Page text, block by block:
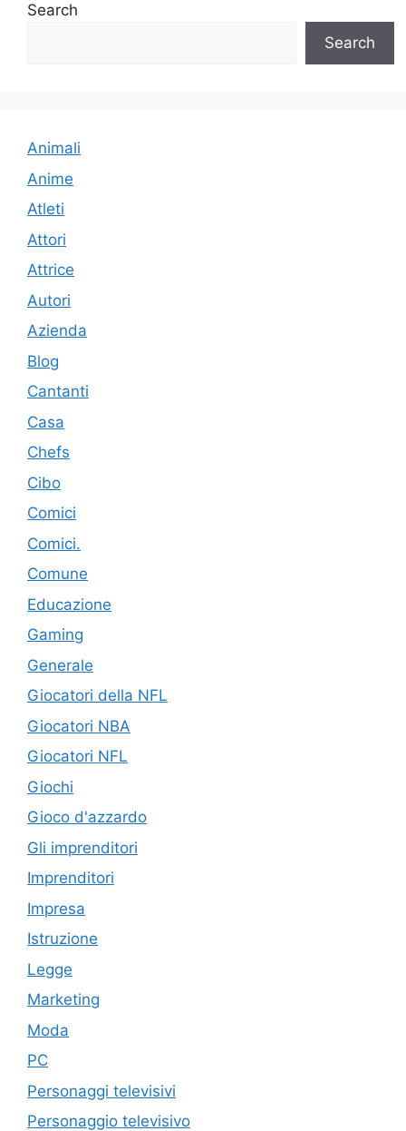
Search
Search
Animali
Anime
Atleti
Attori
Attrice
Autori
Azienda
Blog
Cantanti
Casa
Chefs
Cibo
Comici
Comici.
Comune
Educazione
Gaming
Generale
Giocatori della NFL
Giocatori NBA
Giocatori NFL
Giochi
Gioco d'azzardo
Gli imprenditori
Imprenditori
Impresa
Istruzione
Legge
Marketing
Moda
PC
Personaggi televisivi
Personaggio televisivo